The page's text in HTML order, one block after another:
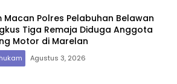
Macan Polres Pelabuhan Belawan
Tiga Remaja Diduga Anggota
Motor di Marelan
Agustus 3, 2026